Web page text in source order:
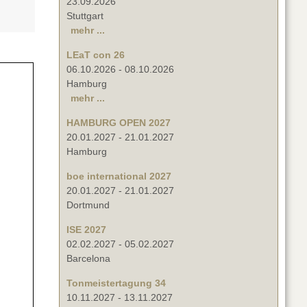
Stuttgart
mehr ...
LEaT con 26
06.10.2026 - 08.10.2026
Hamburg
mehr ...
HAMBURG OPEN 2027
20.01.2027 - 21.01.2027
Hamburg
boe international 2027
20.01.2027 - 21.01.2027
Dortmund
ISE 2027
02.02.2027 - 05.02.2027
Barcelona
Tonmeistertagung 34
10.11.2027 - 13.11.2027